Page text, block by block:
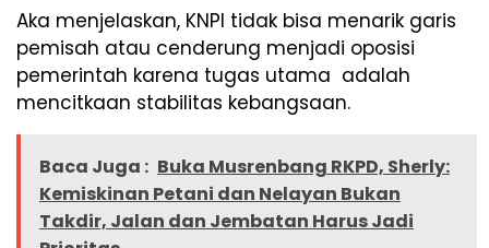
Aka menjelaskan, KNPI tidak bisa menarik garis
pemisah atau cenderung menjadi oposisi
pemerintah karena tugas utama adalah
mencitkaan stabilitas kebangsaan.
Baca Juga : Buka Musrenbang RKPD, Sherly:
Kemiskinan Petani dan Nelayan Bukan
Takdir, Jalan dan Jembatan Harus Jadi